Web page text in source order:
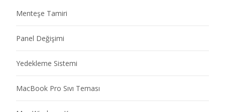
Menteşe Tamiri
Panel Değişimi
Yedekleme Sistemi
MacBook Pro Sıvı Teması